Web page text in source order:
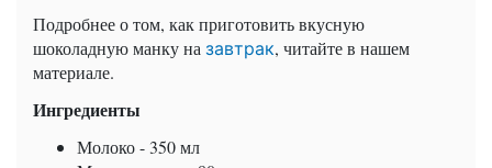
Подробнее о том, как приготовить вкусную
шоколадную манку на завтрак, читайте в нашем
материале.
Ингредиенты
Молоко - 350 мл